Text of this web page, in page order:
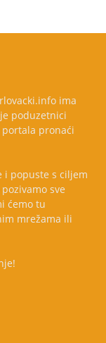
ima
poduzetnici
pronaći
i popuste s ciljem
sve
ćemo tu
mrežama ili